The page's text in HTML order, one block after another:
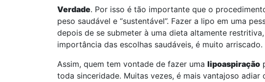
Verdade. Por isso é tão importante que o
peso saudável e “sustentável”. Fazer a lipo em uma
depois de se submeter à uma dieta altamente
importância das escolhas saudáveis, é muito arriscado.
Assim, quem tem vontade de fazer uma lipoaspiração
toda sinceridade. Muitas vezes, é mais vantajoso